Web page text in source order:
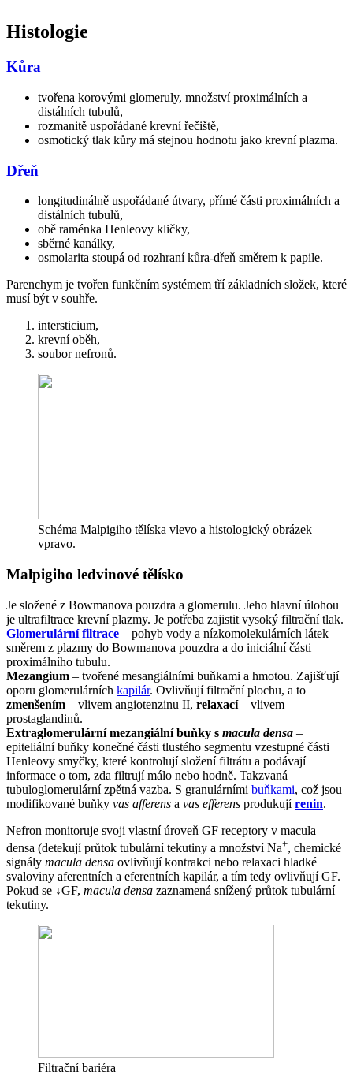
Histologie
Kůra
tvořena korovými glomeruly, množství proximálních a
distálních tubulů,
rozmanitě uspořádané krevní řečiště,
osmotický tlak kůry má stejnou hodnotu jako krevní plazma.
Dřeň
longitudinálně uspořádané útvary, přímé části proximálních a
distálních tubulů,
obě raménka Henleovy kličky,
sběrné kanálky,
osmolarita stoupá od rozhraní kůra-dřeň směrem k papile.
Parenchym je tvořen funkčním systémem tří základních složek, které
musí být v souhře.
intersticium,
krevní oběh,
soubor nefronů.
Schéma Malpigiho tělíska vlevo a histologický obrázek
vpravo.
Malpigiho ledvinové tělísko
Je složené z Bowmanova pouzdra a glomerulu. Jeho hlavní úlohou
je ultrafiltrace krevní plazmy. Je potřeba zajistit vysoký filtrační tlak.
Glomerulární filtrace – pohyb vody a nízkomolekulárních látek
směrem z plazmy do Bowmanova pouzdra a do iniciální části
proximálního tubulu.
Mezangium – tvořené mesangiálními buňkami a hmotou. Zajišťují
oporu glomerulárních kapilár. Ovlivňují filtrační plochu, a to
zmenšením – vlivem angiotenzinu II, relaxací– vlivem
prostaglandinů.
Extraglomerulární mezangiální buňky s macula densa –
epiteliální buňky konečné části tlustého segmentu vzestupné části
Henleovy smyčky, které kontrolují složení filtrátu a podávají
informace o tom, zda filtrují málo nebo hodně. Takzvaná
tubuloglomerulární zpětná vazba. S granulárními buňkami, což jsou
modifikované buňky vas afferens a vas efferens produkujírenin.
Nefron monitoruje svoji vlastní úroveň GF receptory v macula
densa (detekují průtok tubulární tekutiny a množství Na+, chemické
signály macula densa ovlivňují kontrakci nebo relaxaci hladké
svaloviny aferentních a eferentních kapilár, a tím tedy ovlivňují GF.
Pokud se ↓GF, macula densa zaznamená snížený průtok tubulární
tekutiny.
Filtrační bariéra